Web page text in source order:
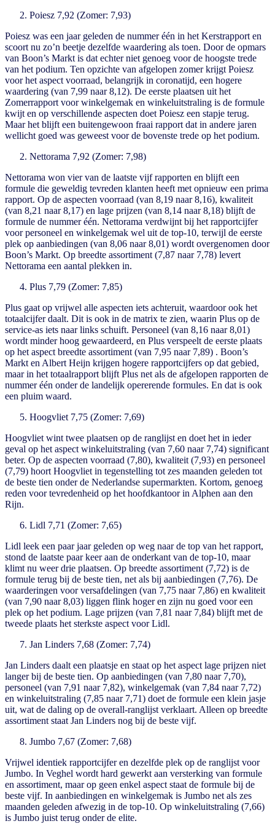
Poiesz 7,92 (Zomer: 7,93)
Poiesz was een jaar geleden de nummer één in het Kerstrapport en
scoort nu zo’n beetje dezelfde waardering als toen. Door de opmars
van Boon’s Markt is dat echter niet genoeg voor de hoogste trede
van het podium. Ten opzichte van afgelopen zomer krijgt Poiesz
voor het aspect voorraad, belangrijk in coronatijd, een hogere
waardering (van 7,99 naar 8,12). De eerste plaatsen uit het
Zomerrapport voor winkelgemak en winkeluitstraling is de formule
kwijt en op verschillende aspecten doet Poiesz een stapje terug.
Maar het blijft een buitengewoon fraai rapport dat in andere jaren
wellicht goed was geweest voor de bovenste trede op het podium.
Nettorama 7,92 (Zomer: 7,98)
Nettorama won vier van de laatste vijf rapporten en blijft een
formule die geweldig tevreden klanten heeft met opnieuw een prima
rapport. Op de aspecten voorraad (van 8,19 naar 8,16), kwaliteit
(van 8,21 naar 8,17) en lage prijzen (van 8,14 naar 8,18) blijft de
formule de nummer één. Nettorama verdwijnt bij het rapportcijfer
voor personeel en winkelgemak wel uit de top-10, terwijl de eerste
plek op aanbiedingen (van 8,06 naar 8,01) wordt overgenomen door
Boon’s Markt. Op breedte assortiment (7,87 naar 7,78) levert
Nettorama een aantal plekken in.
Plus 7,79 (Zomer: 7,85)
Plus gaat op vrijwel alle aspecten iets achteruit, waardoor ook het
totaalcijfer daalt. Dit is ook in de matrix te zien, waarin Plus op de
service-as iets naar links schuift. Personeel (van 8,16 naar 8,01)
wordt minder hoog gewaardeerd, en Plus verspeelt de eerste plaats
op het aspect breedte assortiment (van 7,95 naar 7,89) . Boon’s
Markt en Albert Heijn krijgen hogere rapportcijfers op dat gebied,
maar in het totaalrapport blijft Plus net als de afgelopen rapporten de
nummer één onder de landelijk opererende formules. En dat is ook
een pluim waard.
Hoogvliet 7,75 (Zomer: 7,69)
Hoogvliet wint twee plaatsen op de ranglijst en doet het in ieder
geval op het aspect winkeluitstraling (van 7,60 naar 7,74) significant
beter. Op de aspecten voorraad (7,80), kwaliteit (7,93) en personeel
(7,79) hoort Hoogvliet in tegenstelling tot zes maanden geleden tot
de beste tien onder de Nederlandse supermarkten. Kortom, genoeg
reden voor tevredenheid op het hoofdkantoor in Alphen aan den
Rijn.
Lidl 7,71 (Zomer: 7,65)
Lidl leek een paar jaar geleden op weg naar de top van het rapport,
stond de laatste paar keer aan de onderkant van de top-10, maar
klimt nu weer drie plaatsen. Op breedte assortiment (7,72) is de
formule terug bij de beste tien, net als bij aanbiedingen (7,76). De
waarderingen voor versafdelingen (van 7,75 naar 7,86) en kwaliteit
(van 7,90 naar 8,03) liggen flink hoger en zijn nu goed voor een
plek op het podium. Lage prijzen (van 7,81 naar 7,84) blijft met de
tweede plaats het sterkste aspect voor Lidl.
Jan Linders 7,68 (Zomer: 7,74)
Jan Linders daalt een plaatsje en staat op het aspect lage prijzen niet
langer bij de beste tien. Op aanbiedingen (van 7,80 naar 7,70),
personeel (van 7,91 naar 7,82), winkelgemak (van 7,84 naar 7,72)
en winkeluitstraling (7,85 naar 7,71) doet de formule een klein jasje
uit, wat de daling op de overall-ranglijst verklaart. Alleen op breedte
assortiment staat Jan Linders nog bij de beste vijf.
Jumbo 7,67 (Zomer: 7,68)
Vrijwel identiek rapportcijfer en dezelfde plek op de ranglijst voor
Jumbo. In Veghel wordt hard gewerkt aan versterking van formule
en assortiment, maar op geen enkel aspect staat de formule bij de
beste vijf. In aanbiedingen en winkelgemak is Jumbo net als zes
maanden geleden afwezig in de top-10. Op winkeluitstraling (7,66)
is Jumbo juist terug onder de elite.